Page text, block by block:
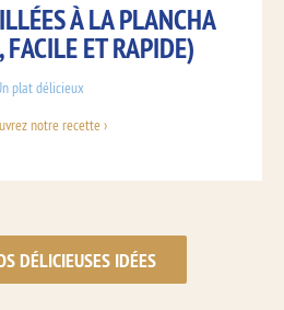
À LA PLANCHA
ET RAPIDE)
plat délicieux
notre recette ›
DÉLICIEUSES IDÉES